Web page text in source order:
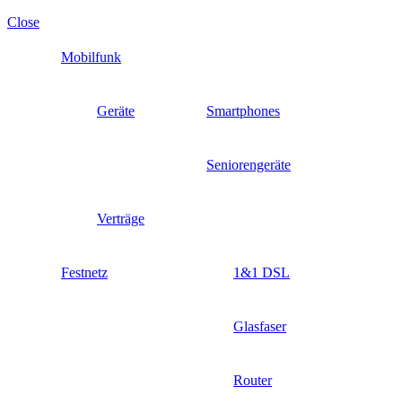
Close
Mobilfunk
Geräte Smartphones
Seniorengeräte
Verträge
Festnetz 1&1 DSL
Glasfaser
Router